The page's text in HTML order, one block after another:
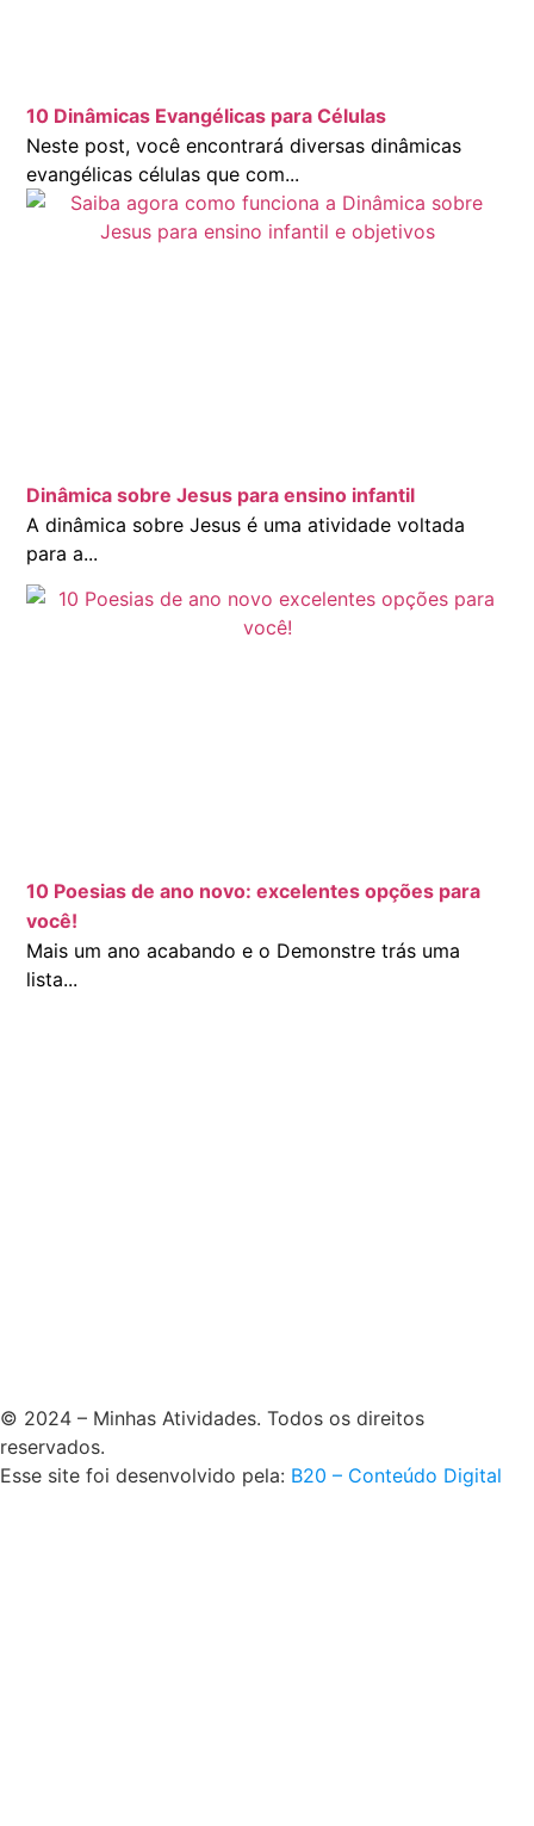
10 Dinâmicas Evangélicas para Células
Neste post, você encontrará diversas dinâmicas
evangélicas células que com...
Dinâmica sobre Jesus para ensino infantil
A dinâmica sobre Jesus é uma atividade voltada
para a...
10 Poesias de ano novo: excelentes opções para
você!
Mais um ano acabando e o Demonstre trás uma
lista...
© 2024 – Minhas Atividades. Todos os direitos
reservados.
Esse site foi desenvolvido pela: B20 – Conteúdo Digital